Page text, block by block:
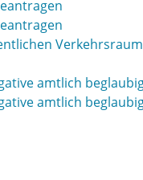
amtlich
amtlich